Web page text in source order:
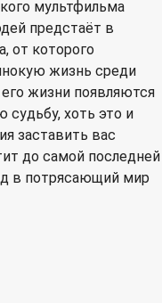
мультфильма
предстаёт в
от которого
жизнь среди
жизни появляются
судьбу, хоть это и
заставить вас
до самой последней
в потрясающий мир